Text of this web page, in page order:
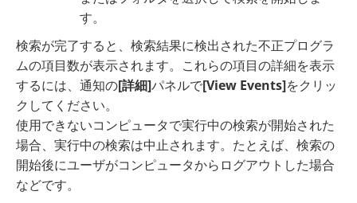
す。
検索が完了すると、検索結果に検出された不正プログラ
ムの項目数が表示されます。これらの項目の詳細を表示
するには、通知の[詳細]パネルで[View Events]をクリッ
クしてください。
使用できないコンピュータで実行中の検索が開始された
場合、実行中の検索は中止されます。たとえば、検索の
開始後にユーザがコンピュータからログアウトした場合
などです。